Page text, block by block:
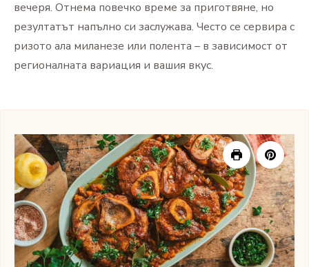
вечеря. Отнема повечко време за приготвяне, но
резултатът напълно си заслужава. Често се сервира с
ризото ала миланезе или полента – в зависимост от
регионалната вариация и вашия вкус.